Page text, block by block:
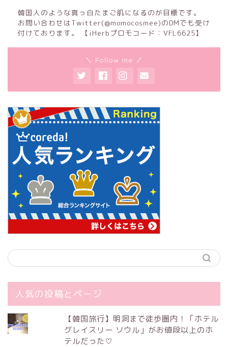
韓国人のような真っ白たまご肌になるのが目標です。
お問い合わせはTwitter(@momocosmee)のDMでも受け
付けております。 【iHerbプロモコード：VFL6625】
＼ Follow me ／
人気の投稿とページ
【韓国旅行】明洞まで徒歩圏内！「ホテル
グレイスリー ソウル」がお値段以上のホ
テルだった♡